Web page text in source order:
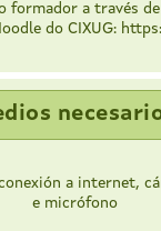
formador a través
do CIXUG:
a internet,
e micrófono